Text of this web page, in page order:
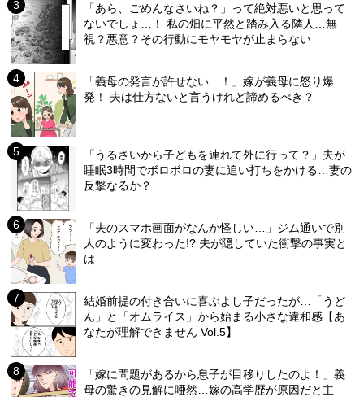
「あら、ごめんなさいね？」って絶対悪いと思って
ないでしょ…！ 私の畑に平然と踏み入る隣人…無
視？悪意？その行動にモヤモヤが止まらない
「義母の発言が許せない…！」嫁が義母に怒り爆
発！ 夫は仕方ないと言うけれど諦めるべき？
「うるさいから子どもを連れて外に行って？」夫が
睡眠3時間でボロボロの妻に追い打ちをかける…妻の
反撃なるか？
「夫のスマホ画面がなんか怪しい…」ジム通いで別
人のように変わった!? 夫が隠していた衝撃の事実と
は
結婚前提の付き合いに喜ぶよし子だったが…「うど
ん」と「オムライス」から始まる小さな違和感【あ
なたが理解できません Vol.5】
「嫁に問題があるから息子が目移りしたのよ！」義
母の驚きの見解に唖然…嫁の高学歴が原因だと主